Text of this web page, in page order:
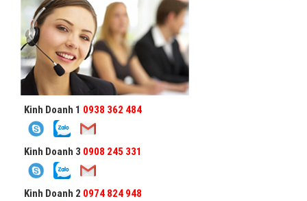
Kinh Doanh 1 0938 362 484
Kinh Doanh 3 0908 245 331
Kinh Doanh 2 0974 824 948